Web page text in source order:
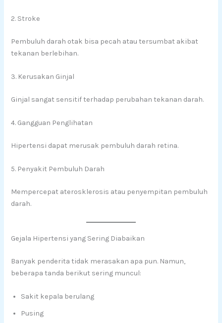
2. Stroke
Pembuluh darah otak bisa pecah atau tersumbat akibat
tekanan berlebihan.
3. Kerusakan Ginjal
Ginjal sangat sensitif terhadap perubahan tekanan darah.
4. Gangguan Penglihatan
Hipertensi dapat merusak pembuluh darah retina.
5. Penyakit Pembuluh Darah
Mempercepat aterosklerosis atau penyempitan pembuluh
darah.
Gejala Hipertensi yang Sering Diabaikan
Banyak penderita tidak merasakan apa pun. Namun,
beberapa tanda berikut sering muncul:
Sakit kepala berulang
Pusing